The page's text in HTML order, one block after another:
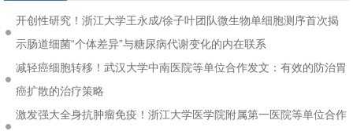
开创性研究！浙江大学王永成/徐子叶团队微生物单细胞测序首次揭
示肠道细菌“个体差异”与糖尿病代谢变化的内在联系
减轻癌细胞转移！武汉大学中南医院等单位合作发文：有效的防治胃
癌扩散的治疗策略
激发强大全身抗肿瘤免疫！浙江大学医学院附属第一医院等单位合作